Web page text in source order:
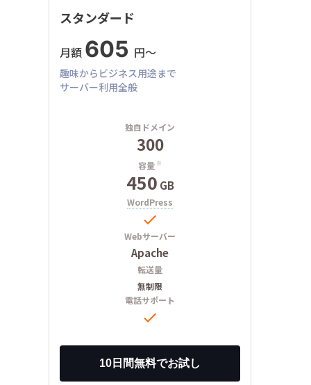
スタンダード
月額 605 円〜
趣味からビジネス用途まで
サーバー利用全般
独自ドメイン
300
容量 ※
450 GB
WordPress

Webサーバー
Apache
転送量
無制限
電話サポート
